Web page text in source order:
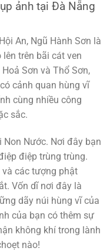
ảnh tại Đà Nẵng
An, Ngũ Hành Sơn là
trên bãi cát ven
Sơn và Thổ Sơn,
cảnh quan hùng vĩ
cùng nhiều công
sắc.
Non Nước. Nơi đây bạn
điệp trùng trùng.
các tượng phật
Vốn dĩ nơi đây là
dãy núi hùng vĩ của
của bạn có thêm sự
không khí trong lành
nào!